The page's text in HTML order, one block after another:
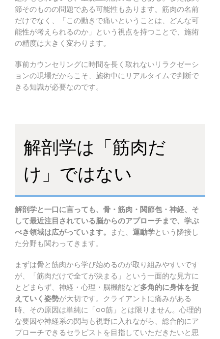
節そのものの問題である可能性もあります。筋肉の名前
だけでなく、「この動きで痛いということは、どんな可
能性が考えられるのか」という視点を持つことで、施術
の精度は大きく変わります。
事前カウンセリングに時間を長く取れないリラクゼーシ
ョンの現場だからこそ、施術中にリアルタイムで判断で
きる知識が必要なのです。
解剖学は「筋肉だ
け」ではない
解剖学と一口に言っても、骨・筋肉・関節包・神経、そ
して最近注目されている脳からのアプローチまで、学ぶ
べき領域は広がっています。
また、 運動学という隣接し
た分野も関わってきます。
まずは骨と筋肉から学び始めるのが取り組みやすいです
が、「筋肉だけで全てが決まる」という一面的な見方に
とどまらず、神経・心理・脳機能など多角的に身体を捉
えていく姿勢が大切です。クライアントに痛みがある
時、その原因は単純に「○○筋」とは限りません。心理的
な要因や神経系の関与も視野に入れながら、総合的にア
プローチできるセラピストを目指していただきたいと思